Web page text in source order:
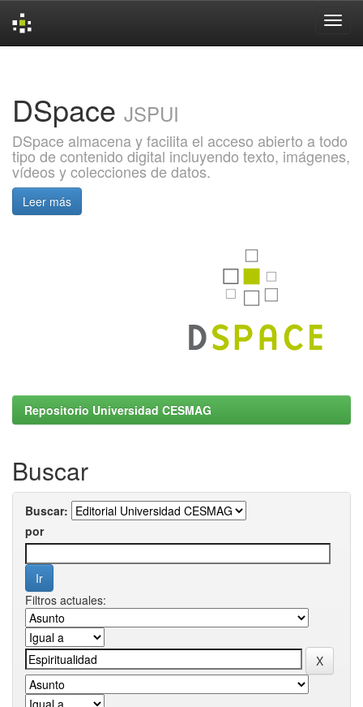
DSpace JSPUI
DSpace almacena y facilita el acceso abierto a todo
tipo de contenido digital incluyendo texto, imágenes,
vídeos y colecciones de datos.
Leer más
Repositorio Universidad CESMAG
Buscar
Buscar:
por
Filtros actuales: